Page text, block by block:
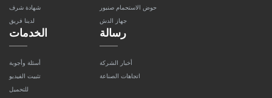
شهادة شرف
لدينا فريق
حوض الاستحمام صنبور
جهاز الدش
الخدمات
أسئلة وأجوبة
تثبيت الفيديو
للتحميل
رسالة
أخبار الشركة
اتجاهات الصناعة